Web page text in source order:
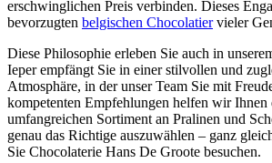
erschwinglichen Preis verbinden. Dieses
bevorzugten belgischen Chocolatiervieler
Diese Philosophie erleben Sie auch in
Ieper empfängt Sie in einer stilvollen und
Atmosphäre, in der unser Team Sie mit
kompetenten Empfehlungen helfen wir Ihnen
umfangreichen Sortiment an Pralinen und
genau das Richtige auszuwählen – ganz
Sie Chocolaterie Hans De Groote besuchen.